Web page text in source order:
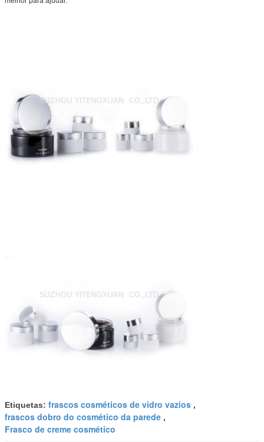
Etiquetas: frascos cosméticos de vidro vazios ,
frascos dobro do cosmético da parede ,
Frasco de creme cosmético